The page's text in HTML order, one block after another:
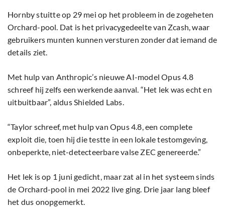
Hornby stuitte op 29 mei op het probleem in de zogeheten
Orchard-pool. Dat is het privacygedeelte van Zcash, waar
gebruikers munten kunnen versturen zonder dat iemand de
details ziet.
Met hulp van Anthropic’s nieuwe AI-model Opus 4.8
schreef hij zelfs een werkende aanval. “Het lek was echt en
uitbuitbaar”, aldus Shielded Labs.
“Taylor schreef, met hulp van Opus 4.8, een complete
exploit die, toen hij die testte in een lokale testomgeving,
onbeperkte, niet-detecteerbare valse ZEC genereerde.”
Het lek is op 1 juni gedicht, maar zat al in het systeem sinds
de Orchard-pool in mei 2022 live ging. Drie jaar lang bleef
het dus onopgemerkt.